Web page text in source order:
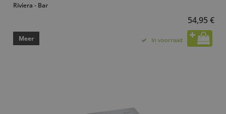
Riviera - Bar
54,95 €
Meer In voorraad